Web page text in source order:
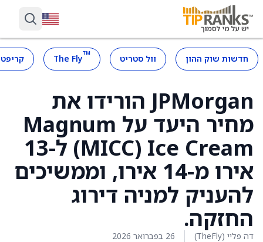
חדשות שוק ההון וול סטריט ™
The Fly
JPMorgan הורידו את
מחיר היעד על Magnum
Ice Cream ‏(MICC) ל-13
אירו מ-14 אירו, וממשיכים
להעניק למניה דירוג
החזקה.
דה פליי (TheFly) 26 בפברואר 2026